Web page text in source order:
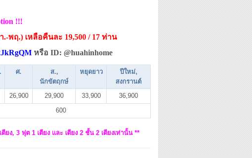
!!!
.-พฤ.) เหลือคืนละ 19,500 / 17 ท่าน
หรือ ID: @huahinhome
ศ.
ส.,
นักขัตฤกษ์
หยุดยาว
ปีใหม่,
สงกรานต์
26,900 29,900 33,900
36,900
600
ง, 3 ฟุต 1 เตียง และ เตียง 2 ชั้น 2 เตียงเท่านั้น **